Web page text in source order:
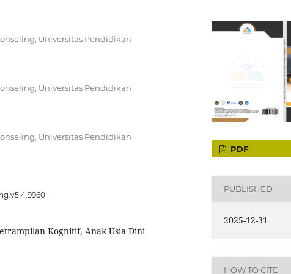
Universitas Pendidikan
Universitas Pendidikan
Universitas Pendidikan
Kognitif, Anak Usia Dini
PDF
PUBLISHED
2025-12-31
HOW TO CITE